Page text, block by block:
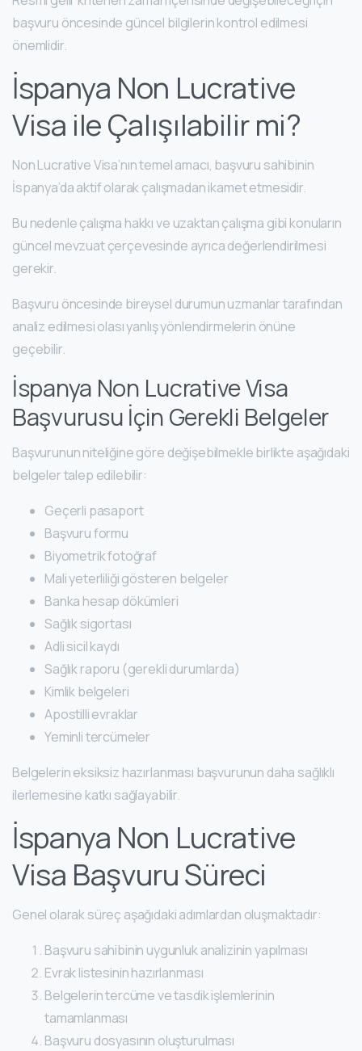
başvuru öncesinde güncel bilgilerin kontrol edilmesi
önemlidir.
İspanya Non Lucrative
Visa ile Çalışılabilir mi?
Non Lucrative Visa’nın temel amacı, başvuru sahibinin
İspanya’da aktif olarak çalışmadan ikamet etmesidir.
Bu nedenle çalışma hakkı ve uzaktan çalışma gibi konuların
güncel mevzuat çerçevesinde ayrıca değerlendirilmesi
gerekir.
Başvuru öncesinde bireysel durumun uzmanlar tarafından
analiz edilmesi olası yanlış yönlendirmelerin önüne
geçebilir.
İspanya Non Lucrative Visa
Başvurusu İçin Gerekli Belgeler
Başvurunun niteliğine göre değişebilmekle birlikte aşağıdaki
belgeler talep edilebilir:
Geçerli pasaport
Başvuru formu
Biyometrik fotoğraf
Mali yeterliliği gösteren belgeler
Banka hesap dökümleri
Sağlık sigortası
Adli sicil kaydı
Sağlık raporu (gerekli durumlarda)
Kimlik belgeleri
Apostilli evraklar
Yeminli tercümeler
Belgelerin eksiksiz hazırlanması başvurunun daha sağlıklı
ilerlemesine katkı sağlayabilir.
İspanya Non Lucrative
Visa Başvuru Süreci
Genel olarak süreç aşağıdaki adımlardan oluşmaktadır:
Başvuru sahibinin uygunluk analizinin yapılması
Evrak listesinin hazırlanması
Belgelerin tercüme ve tasdik işlemlerinin
tamamlanması
Başvuru dosyasının oluşturulması